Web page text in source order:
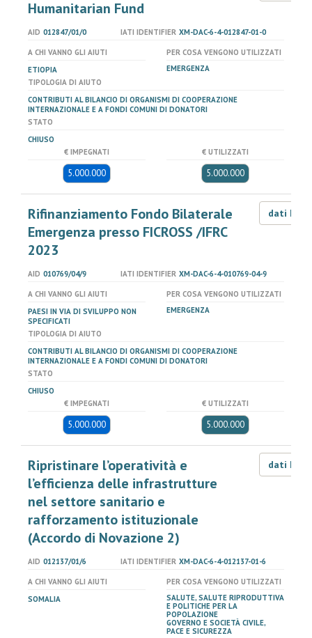
Humanitarian Fund
AID 012847/01/0 IATI IDENTIFIER XM-DAC-6-4-012847-01-0
A CHI VANNO GLI AIUTI
ETIOPIA
PER COSA VENGONO UTILIZZATI
EMERGENZA
TIPOLOGIA DI AIUTO
CONTRIBUTI AL BILANCIO DI ORGANISMI DI COOPERAZIONE
INTERNAZIONALE E A FONDI COMUNI DI DONATORI
STATO
CHIUSO
€ IMPEGNATI
5.000.000
€ UTILIZZATI
5.000.000
Rifinanziamento Fondo Bilaterale
Emergenza presso FICROSS /IFRC
2023
dati LOD
AID 010769/04/9 IATI IDENTIFIER XM-DAC-6-4-010769-04-9
A CHI VANNO GLI AIUTI
PAESI IN VIA DI SVILUPPO NON
SPECIFICATI
PER COSA VENGONO UTILIZZATI
EMERGENZA
TIPOLOGIA DI AIUTO
CONTRIBUTI AL BILANCIO DI ORGANISMI DI COOPERAZIONE
INTERNAZIONALE E A FONDI COMUNI DI DONATORI
STATO
CHIUSO
€ IMPEGNATI
5.000.000
€ UTILIZZATI
5.000.000
Ripristinare l’operatività e
l’efficienza delle infrastrutture
nel settore sanitario e
rafforzamento istituzionale
(Accordo di Novazione 2)
dati LOD
AID 012137/01/6 IATI IDENTIFIER XM-DAC-6-4-012137-01-6
A CHI VANNO GLI AIUTI
SOMALIA
PER COSA VENGONO UTILIZZATI
SALUTE, SALUTE RIPRODUTTIVA
E POLITICHE PER LA
POPOLAZIONE
GOVERNO E SOCIETÀ CIVILE,
PACE E SICUREZZA